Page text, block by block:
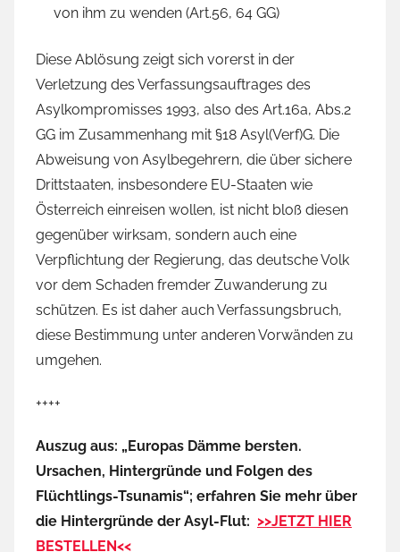
von ihm zu wenden (Art.56, 64 GG)
Diese Ablösung zeigt sich vorerst in der
Verletzung des Verfassungsauftrages des
Asylkompromisses 1993, also des Art.16a, Abs.2
GG im Zusammenhang mit §18 Asyl(Verf)G. Die
Abweisung von Asylbegehrern, die über sichere
Drittstaaten, insbesondere EU-Staaten wie
Österreich einreisen wollen, ist nicht bloß diesen
gegenüber wirksam, sondern auch eine
Verpflichtung der Regierung, das deutsche Volk
vor dem Schaden fremder Zuwanderung zu
schützen. Es ist daher auch Verfassungsbruch,
diese Bestimmung unter anderen Vorwänden zu
umgehen.
++++
Auszug aus: „Europas Dämme bersten.
Ursachen, Hintergründe und Folgen des
Flüchtlings-Tsunamis“; erfahren Sie mehr über
die Hintergründe der Asyl-Flut: >>JETZT HIER
BESTELLEN<<